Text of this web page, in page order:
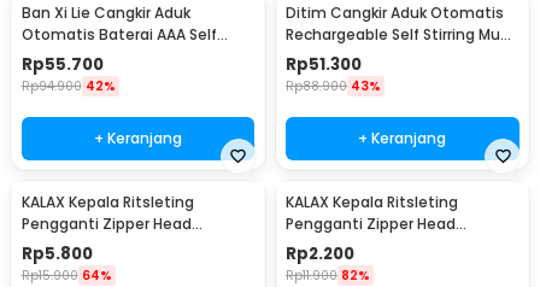
Ban Xi Lie Cangkir Aduk
Otomatis Baterai AAA Self
Stirring Mug 400ml - QT-002
Rp55.700
Rp94.900 42%
+ Keranjang
Ditim Cangkir Aduk Otomatis
Rechargeable Self Stirring Mug
380ml - HF-630
Rp51.300
Rp88.900 43%
+ Keranjang
KALAX Kepala Ritsleting
Pengganti Zipper Head
Replacement 5 PCS - KA09
Rp5.800
Rp15.900 64%
KALAX Kepala Ritsleting
Pengganti Zipper Head
Replacement 1 PCS - KA10
Rp2.200
Rp11.900 82%